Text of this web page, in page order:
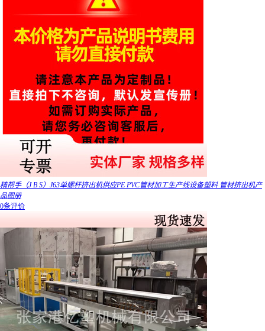
精帮手（J B S）J63单螺杆挤出机供应PE PVC管材加工生产线设备塑料 管材挤出机产
品图册
0条评价